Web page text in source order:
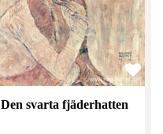
Den svarta fjäderhatten